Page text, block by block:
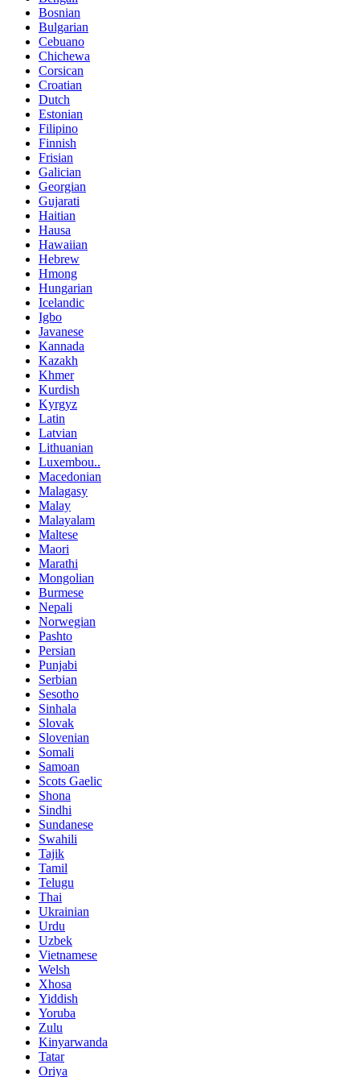
Bosnian
Bulgarian
Cebuano
Chichewa
Corsican
Croatian
Dutch
Estonian
Filipino
Finnish
Frisian
Galician
Georgian
Gujarati
Haitian
Hausa
Hawaiian
Hebrew
Hmong
Hungarian
Icelandic
Igbo
Javanese
Kannada
Kazakh
Khmer
Kurdish
Kyrgyz
Latin
Latvian
Lithuanian
Luxembou..
Macedonian
Malagasy
Malay
Malayalam
Maltese
Maori
Marathi
Mongolian
Burmese
Nepali
Norwegian
Pashto
Persian
Punjabi
Serbian
Sesotho
Sinhala
Slovak
Slovenian
Somali
Samoan
Scots Gaelic
Shona
Sindhi
Sundanese
Swahili
Tajik
Tamil
Telugu
Thai
Ukrainian
Urdu
Uzbek
Vietnamese
Welsh
Xhosa
Yiddish
Yoruba
Zulu
Kinyarwanda
Tatar
Oriya